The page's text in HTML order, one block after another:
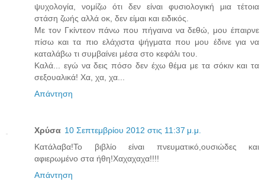
ψυχολογία, νομίζω ότι δεν είναι φυσιολογική μια τέτοια
στάση ζωής αλλά οκ, δεν είμαι και ειδικός.
Με τον Γκίντεον πάνω που πήγαινα να δεθώ, μου έπαιρνε
πίσω και τα πιο ελάχιστα ψήγματα που μου έδινε για να
καταλάβω τι συμβαίνει μέσα στο κεφάλι του.
Καλά... εγώ να δεις πόσο δεν έχω θέμα με τα σόκιν και τα
σεξουαλικά! Χα, χα, χα...
Απάντηση
Χρύσα 10 Σεπτεμβρίου 2012 στις 11:37 μ.μ.
Κατάλαβα!Το βιβλίο είναι πνευματικό,ουσιώδες και
αφιερωμένο στα ήθη!Χαχαχαχα!!!!
Απάντηση